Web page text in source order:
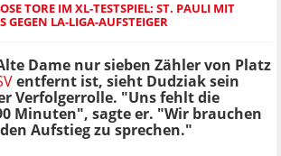
TORE IM XL-TESTSPIEL: ST. PAULI MIT
GEGEN LA-LIGA-AUFSTEIGER
Dame nur sieben Zähler von Platz
entfernt ist, sieht Dudziak sein
Verfolgerrolle. "Uns fehlt die
Minuten", sagte er. "Wir brauchen
Aufstieg zu sprechen."